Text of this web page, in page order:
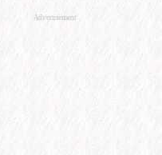
Advertisement